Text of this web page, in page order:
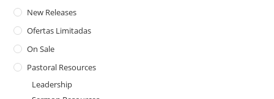
New Releases
Ofertas Limitadas
On Sale
Pastoral Resources
Leadership